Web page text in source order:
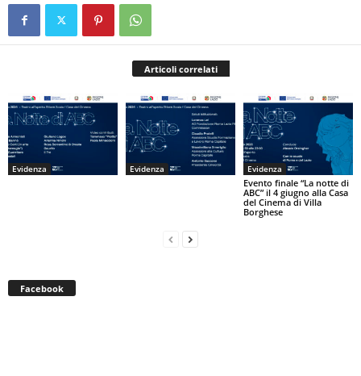
Articoli correlati
Evidenza Evidenza Evidenza
Evento finale “La notte di
ABC” il 4 giugno alla Casa
del Cinema di Villa
Borghese
Facebook